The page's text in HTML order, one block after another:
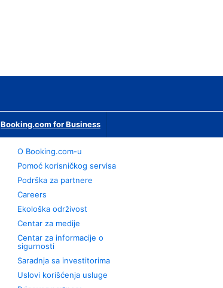
Booking.com for Business
О Booking.com-u
Pomoć korisničkog servisa
Podrška za partnere
Careers
Ekološka održivost
Centar za medije
Centar za informacije o
sigurnosti
Saradnja sa investitorima
Uslovi korišćenja usluge